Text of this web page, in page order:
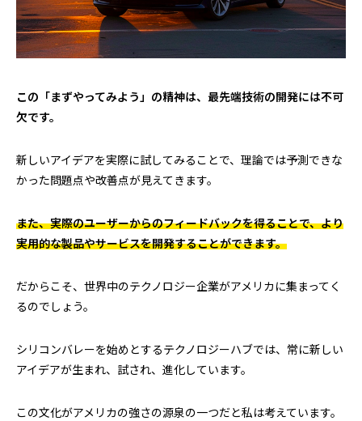
この「まずやってみよう」の精神は、最先端技術の開発には不可
欠です。
新しいアイデアを実際に試してみることで、理論では予測できな
かった問題点や改善点が見えてきます。
また、実際のユーザーからのフィードバックを得ることで、より
実用的な製品やサービスを開発することができます。
だからこそ、世界中のテクノロジー企業がアメリカに集まってく
るのでしょう。
シリコンバレーを始めとするテクノロジーハブでは、常に新しい
アイデアが生まれ、試され、進化しています。
この文化がアメリカの強さの源泉の一つだと私は考えています。